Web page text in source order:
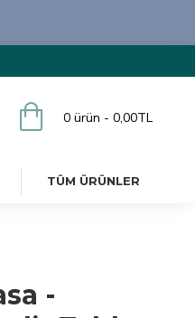
0 ürün - 0,00TL
TÜM ÜRÜNLER
-